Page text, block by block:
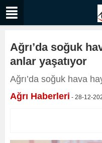
Ağrı’da soğuk
anlar yaşatıyor
Ağrı’da soğuk hava
Ağrı Haberleri - 28-12-